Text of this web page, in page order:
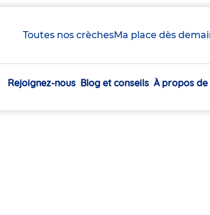
Toutes nos crèchesMa place dès
Navigation
Rejoignez-nous Blog et conseils À propos de